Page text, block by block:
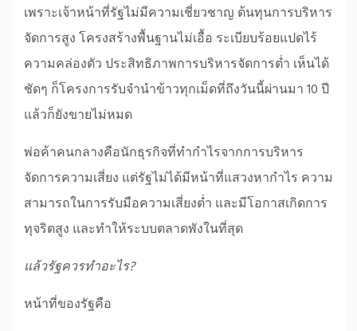
เพราะเจ้าหน้าที่รัฐไม่มีความเชี่ยวชาญ ต้นทุนการบริหาร
จัดการสูง โครงสร้างพื้นฐานไม่เอื้อ ระเบียบร้อยแปดไร้
ความคล่องตัว ประสิทธิภาพการบริหารจัดการต่ำ เห็นได้
ชัดๆ ก็โครงการรับจำนำข้าวทุกเม็ดที่ถึงวันนี้ผ่านมา 10 ปี
แล้วก็ยังขายไม่หมด
พ่อค้าคนกลางคือนักธุรกิจที่ทำกำไรจากการบริหาร
จัดการความเสี่ยง แต่รัฐไม่ได้มีหน้าที่แสวงหากำไร ความ
สามารถในการรับมือความเสี่ยงต่ำ และมีโอกาสเกิดการ
ทุจริตสูง และทำให้ระบบตลาดพังในที่สุด
แล้วรัฐควรทำอะไร?
หน้าที่ของรัฐคือ